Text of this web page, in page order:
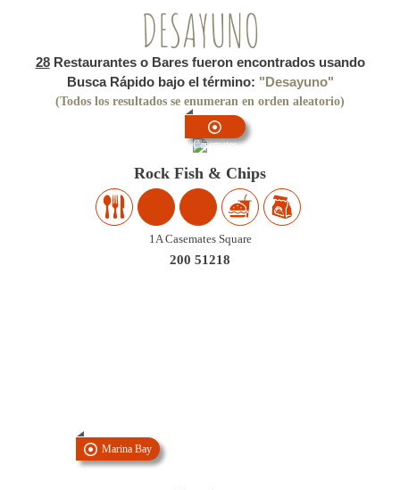
DESAYUNO
28Restaurantes o Bares fueron encontrados usando
Busca Rápido bajo el término: "Desayuno"
(Todos los resultados se enumeran en orden aleatorio)
Casemates
Rock Fish & Chips
1A Casemates Square
200 51218
Marina Bay